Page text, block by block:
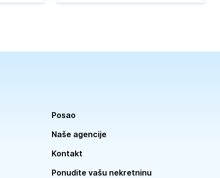
Posao
Naše agencije
Kontakt
Ponudite vašu nekretninu